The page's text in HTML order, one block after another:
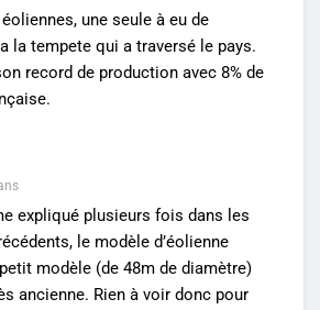
une seule à eu de
la tempete qui a traversé le pays.
record de production avec 8% de
expliqué plusieurs fois dans les
le modèle d’éolienne
modèle (de 48m de diamètre)
ancienne. Rien à voir donc pour